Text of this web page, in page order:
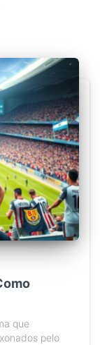
que
pelo